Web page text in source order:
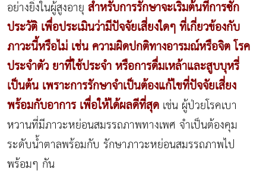
อย่างยิ่งในผู้สูงอายุ สำหรับการรักษาจะเริ่มต้นที่การซัก
ประวัติ เพื่อประเมินว่ามีปัจจัยเสี่ยงใดๆ ที่เกี่ยวข้องกับ
ภาวะนี้หรือไม่ เช่น ความผิดปกติทางอารมณ์หรือจิต โรค
ประจำตัว ยาที่ใช้ประจำ หรือการดื่มเหล้าและสูบบุหรี่
เป็นต้น เพราะการรักษาจำเป็นต้องแก้ไขที่ปัจจัยเสี่ยง
พร้อมกับอาการ เพื่อให้ได้ผลดีที่สุด เช่น ผู้ป่วยโรคเบา
หวานที่มีภาวะหย่อนสมรรถภาพทางเพศ จำเป็นต้องคุม
ระดับน้ำตาลพร้อมกับ รักษาภาวะหย่อนสมรรถภาพไป
พร้อมๆ กัน